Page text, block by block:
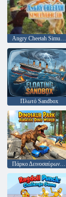
Angry Cheetah Simulator 3D
Πλωτό Sandbox